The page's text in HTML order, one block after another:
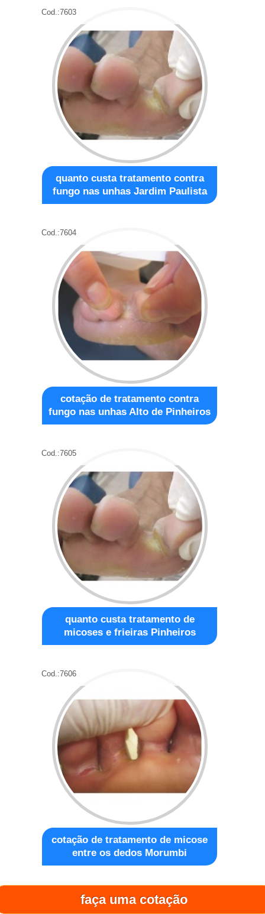
faça uma cotação
Cod.:7603
quanto custa tratamento contra
fungo nas unhas Jardim Paulista
Cod.:7604
cotação de tratamento contra
fungo nas unhas Alto de Pinheiros
Cod.:7605
quanto custa tratamento de
micoses e frieiras Pinheiros
Cod.:7606
cotação de tratamento de micose
entre os dedos Morumbi